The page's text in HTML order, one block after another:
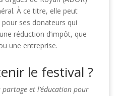
À ce titre, elle peut
ses donateurs qui
réduction d’impôt, que
une entreprise.
le festival ?
et l’éducation pour